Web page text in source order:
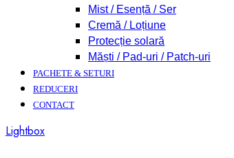
Mist / Esență / Ser
Cremă / Loțiune
Protecție solară
Măști / Pad-uri / Patch-uri
PACHETE & SETURI
REDUCERI
CONTACT
Lightbox